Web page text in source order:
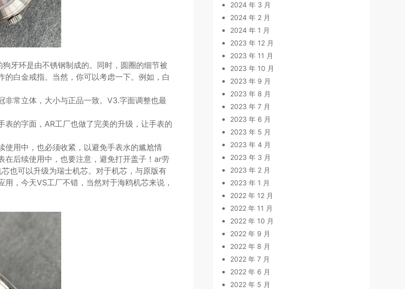
牙环是由不锈钢制成的。同时，圆圈的细节被
白金戒指。当然，你可以考虑一下。例如，白
非常立体，大小与正品一致。V3.字面调整也最
的字面，AR工厂也做了完美的升级，让手表的
使用中，也必须收紧，以避免手表水的尴尬情
后续使用中，也要注意，避免打开盖子！ar劳
也可以升级为瑞士机芯。对于机芯，与原版有
，今天VS工厂不错，当然对于海鸥机芯来说，
2024 年 3 月
2024 年 2 月
2024 年 1 月
2023 年 12 月
2023 年 11 月
2023 年 10 月
2023 年 9 月
2023 年 8 月
2023 年 7 月
2023 年 6 月
2023 年 5 月
2023 年 4 月
2023 年 3 月
2023 年 2 月
2023 年 1 月
2022 年 12 月
2022 年 11 月
2022 年 10 月
2022 年 9 月
2022 年 8 月
2022 年 7 月
2022 年 6 月
2022 年 5 月